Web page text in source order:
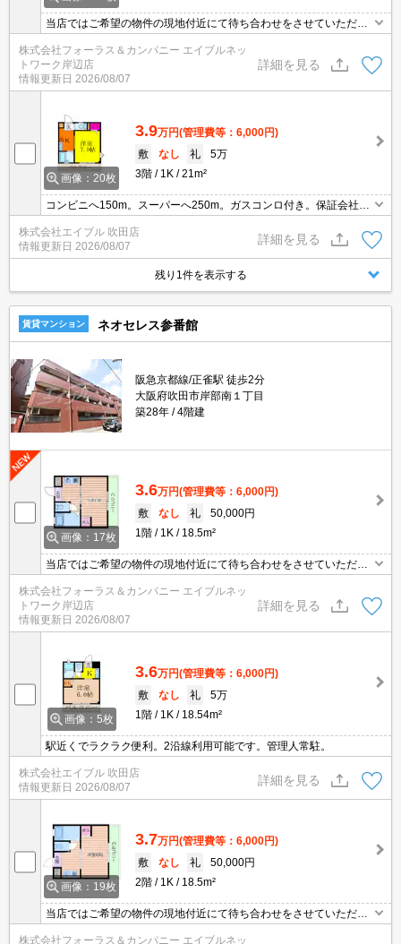
当店ではご希望の物件の現地付近にて待ち合わせをさせていただき
ご内覧いただくサービスや、主要駅までのお迎えサービスも実施中
です。詳しくは 当店「０１２０－９６７－０９９」にお気軽にお問
合せ下さい♪
株式会社フォーラス＆カンパニー エイブルネッ
トワーク岸辺店
情報更新日 2026/08/07
詳細を見る
画像：20枚
3.9万円(管理費等：6,000円)
敷
なし 礼
5万
3階
1K 21m²
コンビニへ150m。スーパーへ250m。ガスコンロ付き。保証会社加
入要(月額総支払額の50%、13,000円/年)。
株式会社エイブル 吹田店
情報更新日 2026/08/07
詳細を見る
残り1件を表示する
賃貸マンション ネオセレス参番館
阪急京都線/正雀駅 徒歩2分
大阪府吹田市岸部南１丁目
築28年
4階建
画像：17枚
3.6万円(管理費等：6,000円)
敷
なし 礼
50,000円
1階
1K 18.5m²
当店ではご希望の物件の現地付近にて待ち合わせをさせていただき
ご内覧いただくサービスや、主要駅までのお迎えサービスも実施中
です。詳しくは 当店「０１２０－９６７－０９９」にお気軽にお問
合せ下さい♪
株式会社フォーラス＆カンパニー エイブルネッ
トワーク岸辺店
情報更新日 2026/08/07
詳細を見る
画像：5枚
3.6万円(管理費等：6,000円)
敷
なし 礼
5万
1階
1K 18.54m²
駅近くでラクラク便利。2沿線利用可能です。管理人常駐。
株式会社エイブル 吹田店
情報更新日 2026/08/07
詳細を見る
画像：19枚
3.7万円(管理費等：6,000円)
敷
なし 礼
50,000円
2階
1K 18.5m²
当店ではご希望の物件の現地付近にて待ち合わせをさせていただき
ご内覧いただくサービスや、主要駅までのお迎えサービスも実施中
株式会社フォーラス＆カンパニー エイブルネッ